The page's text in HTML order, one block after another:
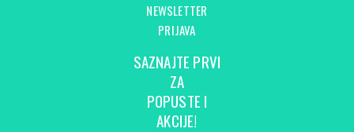
NEWSLETTER
PRIJAVA
SAZNAJTE PRVI
ZA
POPUSTE I
AKCIJE!